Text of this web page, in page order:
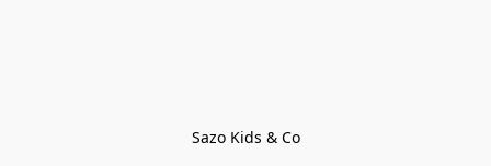
Sazo Kids & Co